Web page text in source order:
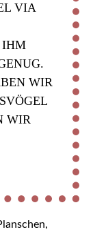
VIA
IHM
WIR
D